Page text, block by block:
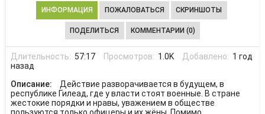
ИНФОРМАЦИЯ ПОЖАЛОВАТЬСЯ СКРИНШОТЫ
ПОДЕЛИТЬСЯ КОММЕНТАРИИ (0)
Длительность: 57:17 Просмотров: 1.0K Добавлено: 1 год
назад
Описание:
Действие разворачивается в будущем, в
республике Гилеад, где у власти стоят военные. В стране
жестокие порядки и нравы, уважением в обществе